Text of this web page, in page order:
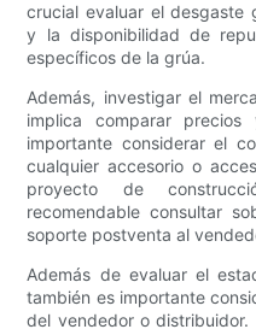
crucial evaluar el desgaste
y la disponibilidad de
específicos de la grúa.
Además, investigar el
implica comparar
importante considerar el
cualquier accesorio o
proyecto de
recomendable consultar
soporte postventa al
Además de evaluar el
también es importante
del vendedor o